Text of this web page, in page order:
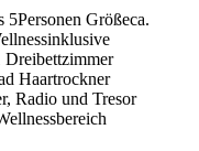
Größeca.
Dreibettzimmer
Haartrockner
Radio und Tresor